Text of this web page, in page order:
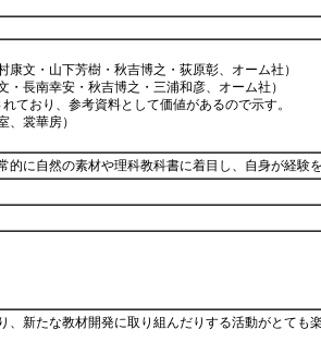
文・山下芳樹・秋吉博之・荻原彰、オーム社）
長南幸安・秋吉博之・三浦和彦、オーム社）
おり、参考資料として価値があるので示す。
裳華房）
に自然の素材や理科教科書に着目し、自身が経験
新たな教材開発に取り組んだりする活動がとて